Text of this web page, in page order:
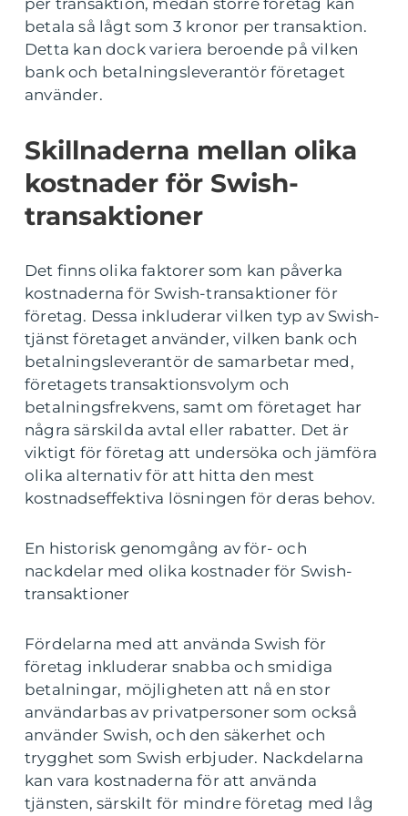
per transaktion, medan större företag kan
betala så lågt som 3 kronor per transaktion.
Detta kan dock variera beroende på vilken
bank och betalningsleverantör företaget
använder.
Skillnaderna mellan olika
kostnader för Swish-
transaktioner
Det finns olika faktorer som kan påverka
kostnaderna för Swish-transaktioner för
företag. Dessa inkluderar vilken typ av Swish-
tjänst företaget använder, vilken bank och
betalningsleverantör de samarbetar med,
företagets transaktionsvolym och
betalningsfrekvens, samt om företaget har
några särskilda avtal eller rabatter. Det är
viktigt för företag att undersöka och jämföra
olika alternativ för att hitta den mest
kostnadseffektiva lösningen för deras behov.
En historisk genomgång av för- och
nackdelar med olika kostnader för Swish-
transaktioner
Fördelarna med att använda Swish för
företag inkluderar snabba och smidiga
betalningar, möjligheten att nå en stor
användarbas av privatpersoner som också
använder Swish, och den säkerhet och
trygghet som Swish erbjuder. Nackdelarna
kan vara kostnaderna för att använda
tjänsten, särskilt för mindre företag med låg